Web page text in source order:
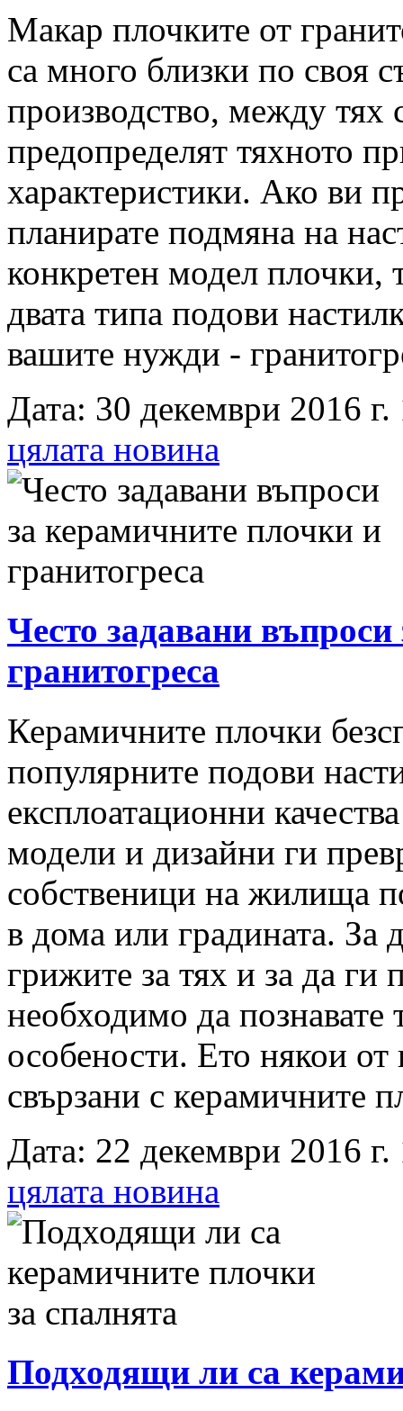
Макар плочките от
са много близки по своя
производство, между тях
предопределят тяхното
характеристики. Ако ви
планирате подмяна на
конкретен модел плочки,
двата типа подови
вашите нужди -
Дата: 30 декември 2016
цялата новина
Често задавани
гранитогреса
Керамичните плочки
популярните подови
експлоатационни
модели и дизайни ги
собственици на жилища
в дома или градината. За
грижите за тях и за да ги
необходимо да познавате
особености. Ето някои от
свързани с керамичните
Дата: 22 декември 2016
цялата новина
Подходящи ли са